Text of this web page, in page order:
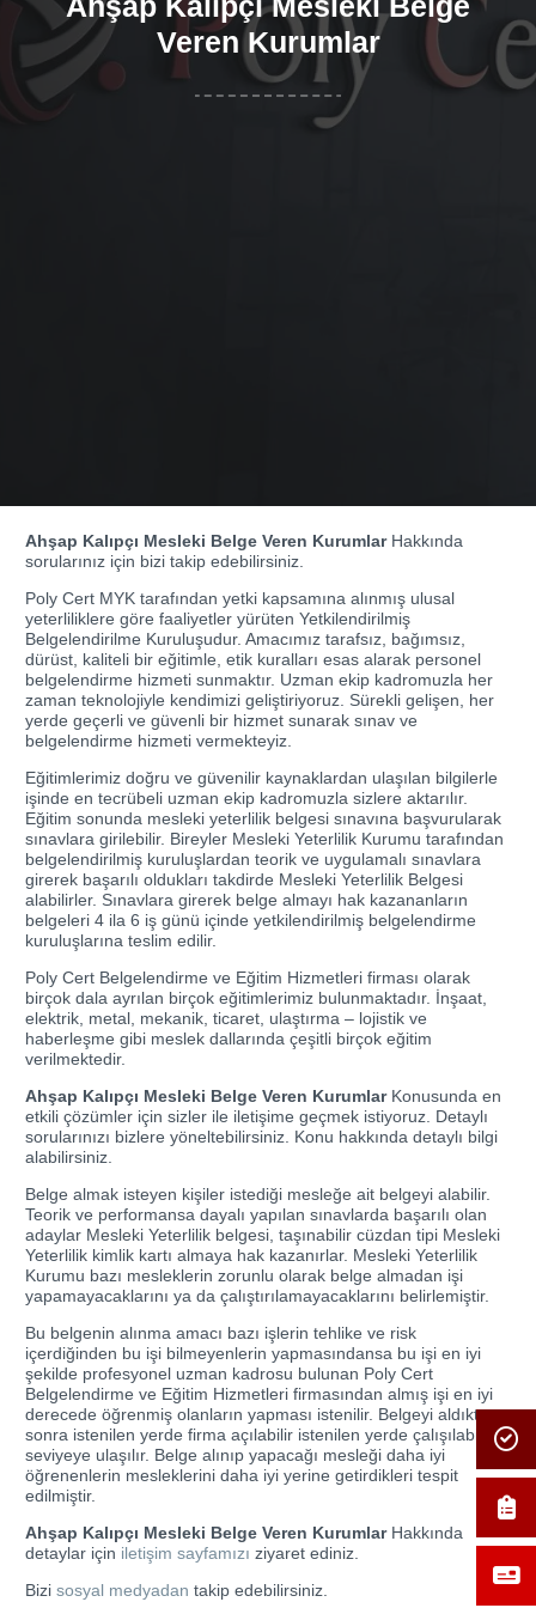
Veren Kurumlar
Ahşap Kalıpçı Mesleki Belge Veren KurumlarHakkında
sorularınız için bizi takip edebilirsiniz.
Poly Cert MYK tarafından yetki kapsamına alınmış ulusal
yeterliliklere göre faaliyetler yürüten Yetkilendirilmiş
Belgelendirilme Kuruluşudur. Amacımız tarafsız, bağımsız,
dürüst, kaliteli bir eğitimle, etik kuralları esas alarak personel
belgelendirme hizmeti sunmaktır. Uzman ekip kadromuzla her
zaman teknolojiyle kendimizi geliştiriyoruz. Sürekli gelişen, her
yerde geçerli ve güvenli bir hizmet sunarak sınav ve
belgelendirme hizmeti vermekteyiz.
Eğitimlerimiz doğru ve güvenilir kaynaklardan ulaşılan bilgilerle
işinde en tecrübeli uzman ekip kadromuzla sizlere aktarılır.
Eğitim sonunda mesleki yeterlilik belgesi sınavına başvurularak
sınavlara girilebilir. Bireyler Mesleki Yeterlilik Kurumu tarafından
belgelendirilmiş kuruluşlardan teorik ve uygulamalı sınavlara
girerek başarılı oldukları takdirde Mesleki Yeterlilik Belgesi
alabilirler. Sınavlara girerek belge almayı hak kazananların
belgeleri 4 ila 6 iş günü içinde yetkilendirilmiş belgelendirme
kuruluşlarına teslim edilir.
Poly Cert Belgelendirme ve Eğitim Hizmetleri firması olarak
birçok dala ayrılan birçok eğitimlerimiz bulunmaktadır. İnşaat,
elektrik, metal, mekanik, ticaret, ulaştırma – lojistik ve
haberleşme gibi meslek dallarında çeşitli birçok eğitim
verilmektedir.
Ahşap Kalıpçı Mesleki Belge Veren KurumlarKonusunda en
etkili çözümler için sizler ile iletişime geçmek istiyoruz. Detaylı
sorularınızı bizlere yöneltebilirsiniz. Konu hakkında detaylı bilgi
alabilirsiniz.
Belge almak isteyen kişiler istediği mesleğe ait belgeyi alabilir.
Teorik ve performansa dayalı yapılan sınavlarda başarılı olan
adaylar Mesleki Yeterlilik belgesi, taşınabilir cüzdan tipi Mesleki
Yeterlilik kimlik kartı almaya hak kazanırlar. Mesleki Yeterlilik
Kurumu bazı mesleklerin zorunlu olarak belge almadan işi
yapamayacaklarını ya da çalıştırılamayacaklarını belirlemiştir.
Bu belgenin alınma amacı bazı işlerin tehlike ve risk
içerdiğinden bu işi bilmeyenlerin yapmasındansa bu işi en iyi
şekilde profesyonel uzman kadrosu bulunan Poly Cert
Belgelendirme ve Eğitim Hizmetleri firmasından almış işi en iyi
derecede öğrenmiş olanların yapması istenilir. Belgeyi aldıktan
sonra istenilen yerde firma açılabilir istenilen yerde çalışılabilir
seviyeye ulaşılır. Belge alınıp yapacağı mesleği daha iyi
öğrenenlerin mesleklerini daha iyi yerine getirdikleri tespit
edilmiştir.
Ahşap Kalıpçı Mesleki Belge Veren KurumlarHakkında
detaylar için iletişim sayfamızı ziyaret ediniz.
Bizi sosyal medyadan takip edebilirsiniz.